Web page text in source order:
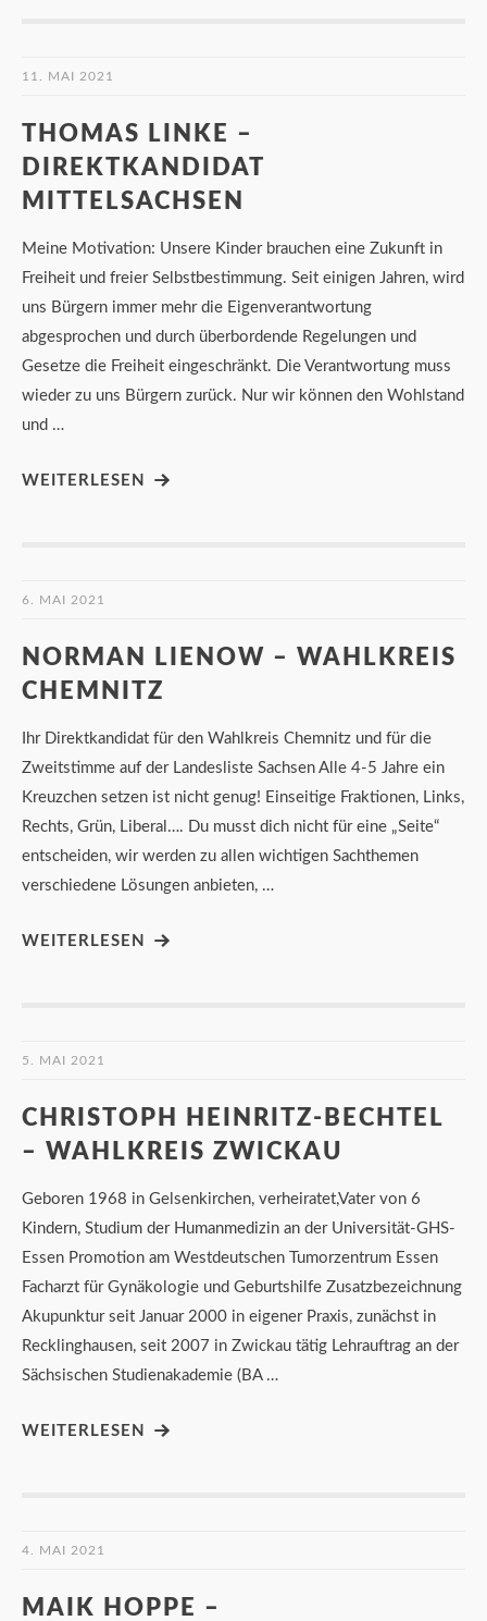
11. MAI 2021
THOMAS LINKE –
DIREKTKANDIDAT
MITTELSACHSEN
Meine Motivation: Unsere Kinder brauchen eine Zukunft in
Freiheit und freier Selbstbestimmung. Seit einigen Jahren, wird
uns Bürgern immer mehr die Eigenverantwortung
abgesprochen und durch überbordende Regelungen und
Gesetze die Freiheit eingeschränkt. Die Verantwortung muss
wieder zu uns Bürgern zurück. Nur wir können den Wohlstand
und …
WEITERLESEN
6. MAI 2021
NORMAN LIENOW – WAHLKREIS
CHEMNITZ
Ihr Direktkandidat für den Wahlkreis Chemnitz und für die
Zweitstimme auf der Landesliste Sachsen Alle 4-5 Jahre ein
Kreuzchen setzen ist nicht genug! Einseitige Fraktionen, Links,
Rechts, Grün, Liberal…. Du musst dich nicht für eine „Seite“
entscheiden, wir werden zu allen wichtigen Sachthemen
verschiedene Lösungen anbieten, …
WEITERLESEN
5. MAI 2021
CHRISTOPH HEINRITZ-BECHTEL
– WAHLKREIS ZWICKAU
Geboren 1968 in Gelsenkirchen, verheiratet,Vater von 6
Kindern, Studium der Humanmedizin an der Universität-GHS-
Essen Promotion am Westdeutschen Tumorzentrum Essen
Facharzt für Gynäkologie und Geburtshilfe Zusatzbezeichnung
Akupunktur seit Januar 2000 in eigener Praxis, zunächst in
Recklinghausen, seit 2007 in Zwickau tätig Lehrauftrag an der
Sächsischen Studienakademie (BA …
WEITERLESEN
4. MAI 2021
MAIK HOPPE –